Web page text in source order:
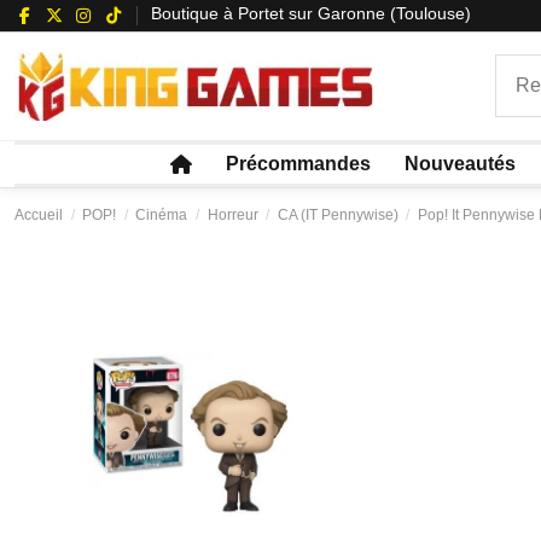
Boutique à Portet sur Garonne (Toulouse)
Précommandes Nouveautés
Accueil POP! Cinéma Horreur CA (IT Pennywise) Pop! It Pennywise